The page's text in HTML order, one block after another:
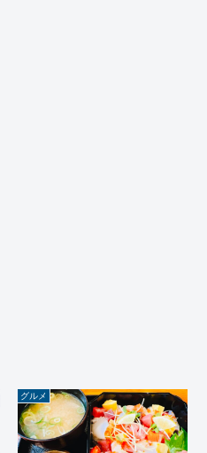
グルメ